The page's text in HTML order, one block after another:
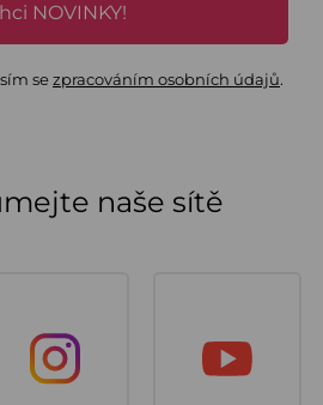
NOVINKY!
sezpracováním osobních údajů.
naše sítě